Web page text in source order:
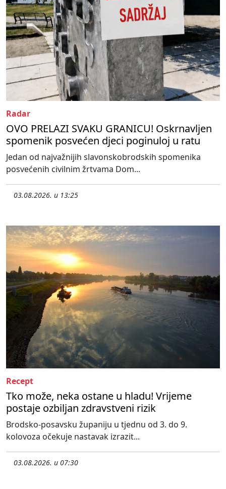
Radar
OVO PRELAZI SVAKU GRANICU! Oskrnavljen
spomenik posvećen djeci poginuloj u ratu
Jedan od najvažnijih slavonskobrodskih spomenika
posvećenih civilnim žrtvama Dom...
03.08.2026. u 13:25
Recept
Tko može, neka ostane u hladu! Vrijeme
postaje ozbiljan zdravstveni rizik
Brodsko-posavsku županiju u tjednu od 3. do 9.
kolovoza očekuje nastavak izrazit...
03.08.2026. u 07:30